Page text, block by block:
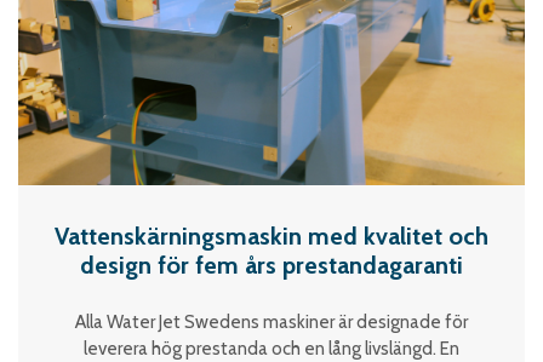
Vattenskärningsmaskin med kvalitet och
design för fem års prestandagaranti
Alla Water Jet Swedens maskiner är designade för
leverera hög prestanda och en lång livslängd. En